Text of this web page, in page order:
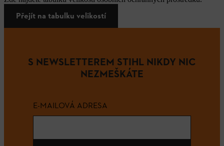
Přejít na tabulku velikostí
S NEWSLETTEREM STIHL NIKDY NIC
NEZMEŠKÁTE
E-MAILOVÁ ADRESA